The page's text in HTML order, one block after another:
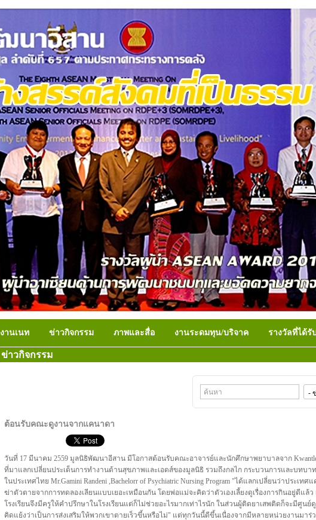
งานเนท ข่าวกิจกรรม ภาพและสื่อ งานระดมทุน/บริจาค รางวัลที่ได้รั
ข่าวกิจกรรม
ต้อนรับคณะดูงานจากแคนาดา
วันที่ 17 มีนาคม 2559 มูลนิธิพัฒนาอีสาน มีโอกาสต้อนรับคณะอาจารย์และนักศึกษาพยาบาลจาก Kwantlent
ที่มาแลกเปลี่ยนประเด็นการทำงานด้านสุขภาพและเอดส์ของมูลนิธิ รวมถึงกลไก กระบวนการและบทบ
ในประเทศไทย Mr.Gamini Randeni ,Bachelorr of Psychiatric Nursing Program "ได้แลกเปลี่ยนว่าประเ
ฆ่าตัวตายจากการทดลองเลียนแบบเยอะเหมือนกัน โดยพ่อแม่จะคิดว่าตัวเองเลี้ยงดูเรื่องการกินอยู่ดีแ
โรงเรียนจึงมีครูให้คำปรึกษาในโรงเรียนแต่ก็ไม่ช่วยอะไรมากเท่าไรนัก ในส่วนผู้ติดยาเสพติดก็จะมีศูน
คิดแย้งว่าเป็นการส่งเสริมให้พวกเขาตายเร็วขึ้นหรือไม่" แต่ทุกวันนี้ดีขึ้นเนื่องจากมีหลายหน่วยงานมา